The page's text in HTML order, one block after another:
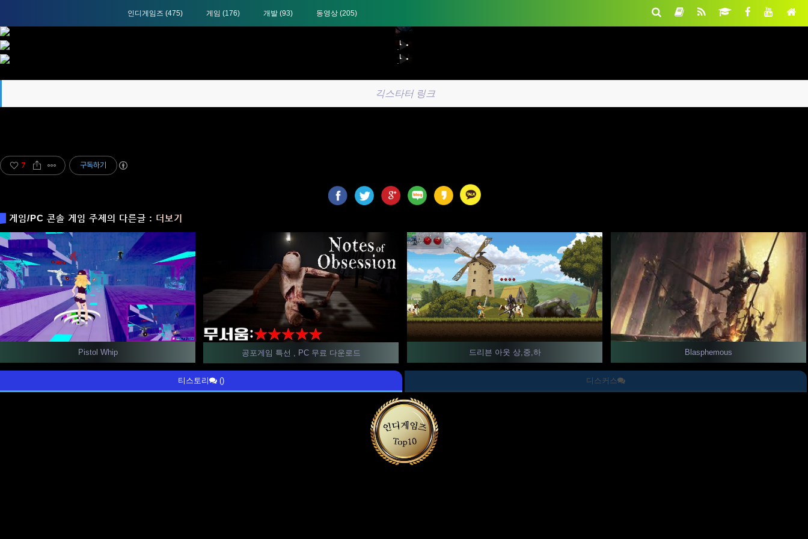
인디게임즈 (475) 게임 (176) 개발 (93) 동영상 (205)
긱스타터 링크
7 구독하기
게임/PC 콘솔 게임 주제의 다른글 : 더보기
Pistol Whip 공포게임 특선 , PC 무료 다운로드 드리븐 아웃 상,중,하 Blasphemous
티스토리 () 디스커스